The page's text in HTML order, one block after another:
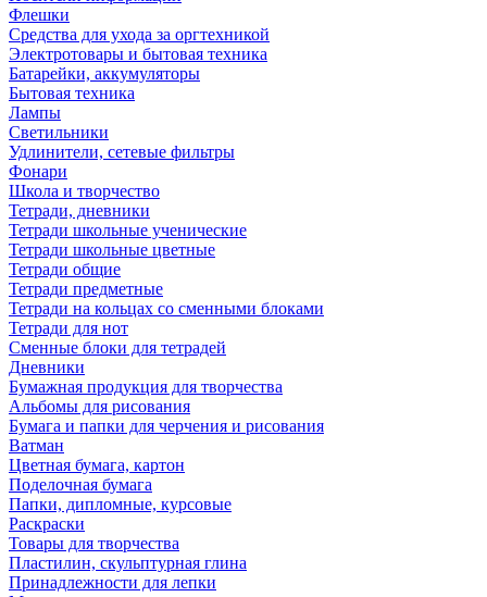
Флешки
Средства для ухода за оргтехникой
Электротовары и бытовая техника
Батарейки, аккумуляторы
Бытовая техника
Лампы
Светильники
Удлинители, сетевые фильтры
Фонари
Школа и творчество
Тетради, дневники
Тетради школьные ученические
Тетради школьные цветные
Тетради общие
Тетради предметные
Тетради на кольцах со сменными блоками
Тетради для нот
Сменные блоки для тетрадей
Дневники
Бумажная продукция для творчества
Альбомы для рисования
Бумага и папки для черчения и рисования
Ватман
Цветная бумага, картон
Поделочная бумага
Папки, дипломные, курсовые
Раскраски
Товары для творчества
Пластилин, скульптурная глина
Принадлежности для лепки